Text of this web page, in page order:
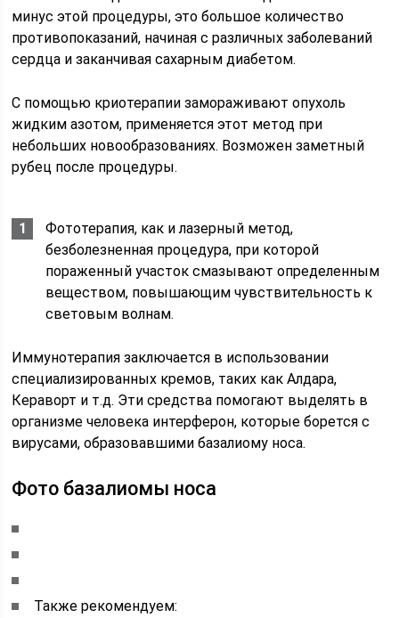
минус этой процедуры, это большое количество
противопоказаний, начиная с различных заболеваний
сердца и заканчивая сахарным диабетом.
С помощью криотерапии замораживают опухоль
жидким азотом, применяется этот метод при
небольших новообразованиях. Возможен заметный
рубец после процедуры.
Фототерапия, как и лазерный метод,
безболезненная процедура, при которой
пораженный участок смазывают определенным
веществом, повышающим чувствительность к
световым волнам.
Иммунотерапия заключается в использовании
специализированных кремов, таких как Алдара,
Кераворт и т.д. Эти средства помогают выделять в
организме человека интерферон, которые борется с
вирусами, образовавшими базалиому носа.
Фото базалиомы носа
Также рекомендуем: